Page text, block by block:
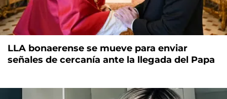
LLA bonaerense se mueve para enviar
señales de cercanía ante la llegada del Papa